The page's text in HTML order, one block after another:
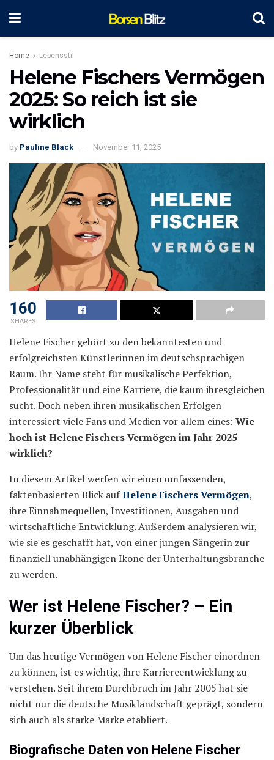
Home Lebensstil
Helene Fischers Vermögen
2025: So reich ist sie
wirklich
by Pauline Black November 11, 2025
160
SHARES
Helene Fischer gehört zu den bekanntesten und
erfolgreichsten Künstlerinnen im deutschsprachigen
Raum. Ihr Name steht für musikalische Perfektion,
Professionalität und eine Karriere, die kaum ihresgleichen
sucht. Doch neben ihren musikalischen Erfolgen
interessiert viele Fans und Medien vor allem eines: Wie
hoch ist Helene Fischers Vermögen im Jahr 2025
wirklich?
In diesem Artikel werfen wir einen umfassenden,
faktenbasierten Blick aufHelene Fischers Vermögen,
ihre Einnahmequellen, Investitionen, Ausgaben und
wirtschaftliche Entwicklung. Außerdem analysieren wir,
wie sie es geschafft hat, von einer jungen Sängerin zur
finanziell unabhängigen Ikone der Unterhaltungsbranche
zu werden.
Wer ist Helene Fischer? – Ein
kurzer Überblick
Um das heutige Vermögen von Helene Fischer einordnen
zu können, ist es wichtig, ihre Karriereentwicklung zu
verstehen. Seit ihrem Durchbruch im Jahr 2005 hat sie
nicht nur die deutsche Musiklandschaft geprägt, sondern
sich auch als starke Marke etabliert.
Biografische Daten von Helene Fischer